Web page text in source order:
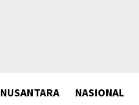
NASIONAL